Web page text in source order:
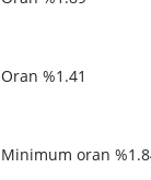
Oran %1.41
Minimum oran